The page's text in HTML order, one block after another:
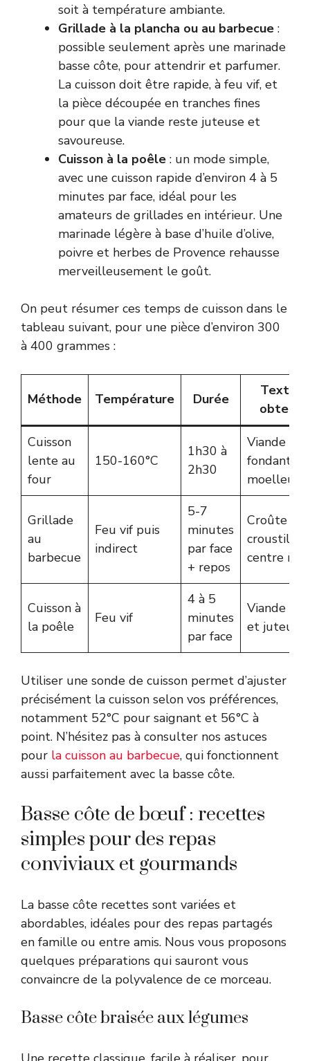
soit à température ambiante.
Grillade à la plancha ou au barbecue :
possible seulement après une marinade
basse côte, pour attendrir et parfumer.
La cuisson doit être rapide, à feu vif, et
la pièce découpée en tranches fines
pour que la viande reste juteuse et
savoureuse.
Cuisson à la poêle : un mode simple,
avec une cuisson rapide d’environ 4 à 5
minutes par face, idéal pour les
amateurs de grillades en intérieur. Une
marinade légère à base d’huile d’olive,
poivre et herbes de Provence rehausse
merveilleusement le goût.
On peut résumer ces temps de cuisson dans le
tableau suivant, pour une pièce d’environ 300
à 400 grammes :
Méthode Température Durée
Texture
obtenue
Cuisson
lente au
four
150-160°C
1h30 à
2h30
Viande
fondante,
moelleuse
Grillade
au
barbecue
Feu vif puis
indirect
5-7
minutes
par face
+ repos
Croûte
centre
Cuisson à
la poêle
Feu vif
4 à 5
minutes
par face
Viande
et juteuse
Utiliser une sonde de cuisson permet d’ajuster
précisément la cuisson selon vos préférences,
notamment 52°C pour saignant et 56°C à
point. N’hésitez pas à consulter nos astuces
pour la cuisson au barbecue, qui fonctionnent
aussi parfaitement avec la basse côte.
Basse côte de bœuf : recettes
simples pour des repas
conviviaux et gourmands
La basse côte recettes sont variées et
abordables, idéales pour des repas partagés
en famille ou entre amis. Nous vous proposons
quelques préparations qui sauront vous
convaincre de la polyvalence de ce morceau.
Basse côte braisée aux légumes